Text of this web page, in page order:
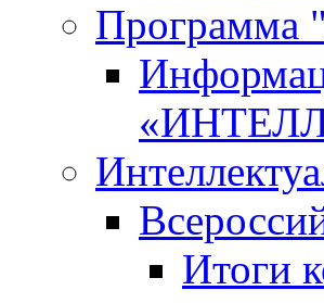
Программа
Итоги